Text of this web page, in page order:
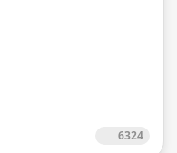
6324